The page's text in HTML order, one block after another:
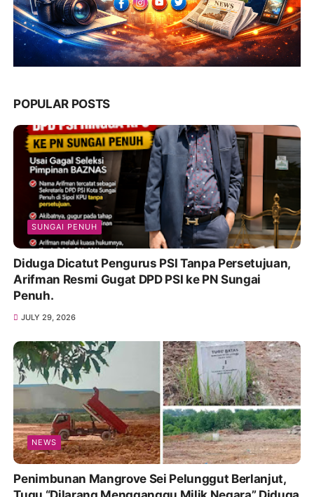
POPULAR POSTS
SUNGAI PENUH
Diduga Dicatut Pengurus PSI Tanpa Persetujuan,
Arifman Resmi Gugat DPD PSI ke PN Sungai
Penuh.
JULY 29, 2026
NEWS
Penimbunan Mangrove Sei Pelunggut Berlanjut,